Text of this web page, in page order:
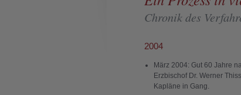
Chronik des
2004
März 2004: Gut 60 Jahre
Erzbischof Dr. Werner
Kapläne in Gang.